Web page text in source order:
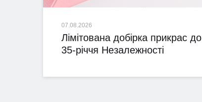
07.08.2026
Лімітована добірка прикрас до
35-річчя Незалежності